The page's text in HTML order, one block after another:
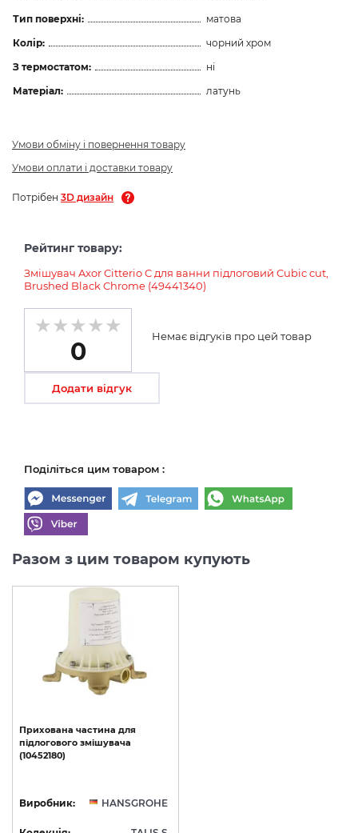
Тип поверхні:
матова
Колір:
чорний хром
З термостатом:
ні
Матеріал:
латунь
Умови обміну і повернення товару
Умови оплати і доставки товару
Потрібен 3D дизайн
Рейтинг товару:
Змішувач Axor Citterio C для ванни підлоговий Cubic cut,
Brushed Black Chrome (49441340)
0
Немає відгуків про цей товар
Додати відгук
Поділіться цим товаром :
Разом з цим товаром купують
Прихована частина для
підлогового змішувача
(10452180)
Виробник: HANSGROHE